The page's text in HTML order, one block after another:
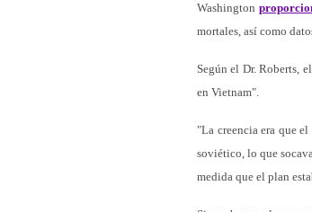
Washington
mortales, así como
Según el Dr. Roberts,
en Vietnam".
"La creencia era que
soviético, lo que
medida que el plan